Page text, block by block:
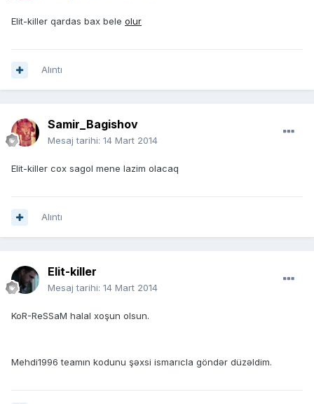
Elit-killer qardas bax bele olur
Alıntı
Samir_Bagishov
Mesaj tarihi: 14 Mart 2014
Elit-killer cox sagol mene lazim olacaq
Alıntı
Elit-killer
Mesaj tarihi: 14 Mart 2014
KoR-ReSSaM halal xoşun olsun.
Mehdi1996 teamın kodunu şəxsi ismarıcla göndər düzəldim.